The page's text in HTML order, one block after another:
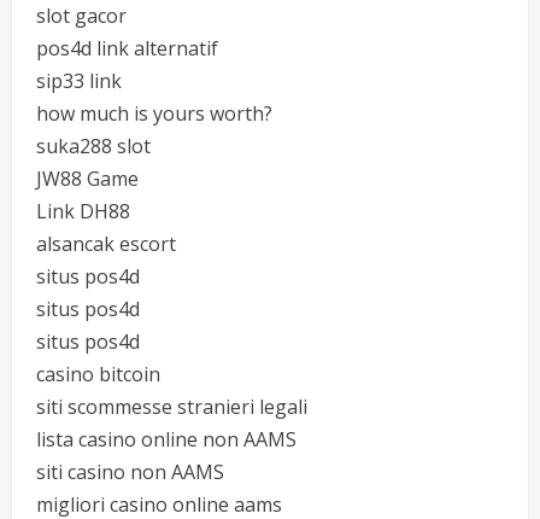
slot gacor
pos4d link alternatif
sip33 link
how much is yours worth?
suka288 slot
JW88 Game
Link DH88
alsancak escort
situs pos4d
situs pos4d
situs pos4d
casino bitcoin
siti scommesse stranieri legali
lista casino online non AAMS
siti casino non AAMS
migliori casino online aams